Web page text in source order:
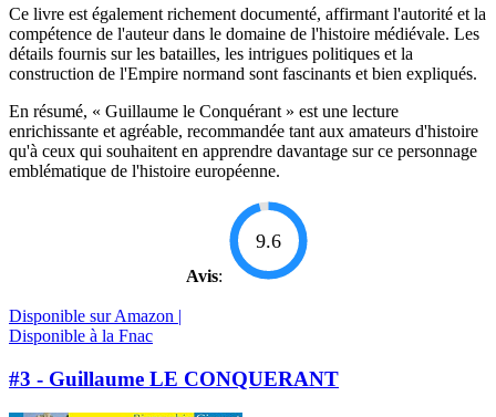
Ce livre est également richement documenté, affirmant l'autorité et la
compétence de l'auteur dans le domaine de l'histoire médiévale. Les
détails fournis sur les batailles, les intrigues politiques et la
construction de l'Empire normand sont fascinants et bien expliqués.
En résumé, « Guillaume le Conquérant » est une lecture
enrichissante et agréable, recommandée tant aux amateurs d'histoire
qu'à ceux qui souhaitent en apprendre davantage sur ce personnage
emblématique de l'histoire européenne.
Avis:
9.6
Disponible sur Amazon |
Disponible à la Fnac
#3 - Guillaume LE CONQUERANT